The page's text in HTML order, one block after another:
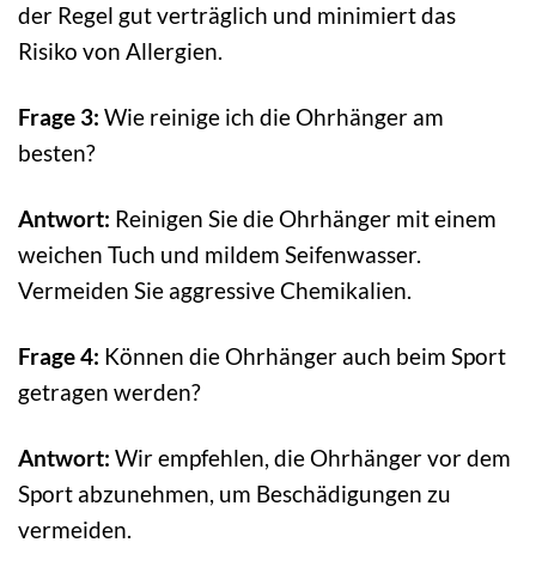
der Regel gut verträglich und minimiert das
Risiko von Allergien.
Frage 3: Wie reinige ich die Ohrhänger am
besten?
Antwort: Reinigen Sie die Ohrhänger mit einem
weichen Tuch und mildem Seifenwasser.
Vermeiden Sie aggressive Chemikalien.
Frage 4: Können die Ohrhänger auch beim Sport
getragen werden?
Antwort: Wir empfehlen, die Ohrhänger vor dem
Sport abzunehmen, um Beschädigungen zu
vermeiden.